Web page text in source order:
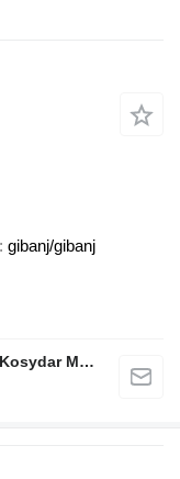
gibanj/gibanj
Nieregularny Przewóz Towarów Handel Kosydar Marcin